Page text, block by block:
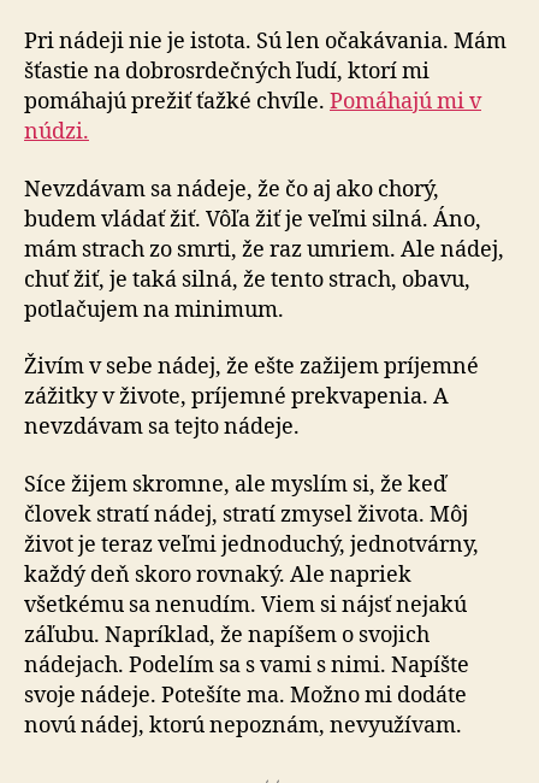
Pri nádeji nie je istota. Sú len očakávania. Mám
šťastie na dobrosrdečných ľudí, ktorí mi
pomáhajú prežiť ťažké chví­le. Pomáhajú mi v
núdzi.
Nevzdávam sa nádeje, že čo aj ako chorý,
budem vládať žiť. Vôľa žiť je veľmi silná. Áno,
mám strach zo smrti, že raz umriem. Ale nádej,
chuť žiť, je taká silná, že tento strach, obavu,
potlačujem na minimum.
Živím v sebe nádej, že ešte zažijem príjemné
zážitky v živote, príjemné prekvapenia. A
nevzdávam sa tejto nádeje.
Síce žijem skromne, ale myslím si, že keď
človek stratí nádej, stratí zmysel života. Môj
život je teraz veľmi jed­no­du­chý, jednotvárny,
každý deň skoro rovnaký. Ale napriek
všetkému sa nenudím. Viem si nájsť nejakú
záľubu. Na­prí­klad, že napíšem o svojich
nádejach. Podelím sa s vami s nimi. Napíšte
svoje nádeje. Potešíte ma. Možno mi dodáte
novú nádej, ktorú nepoznám, nevyužívam.